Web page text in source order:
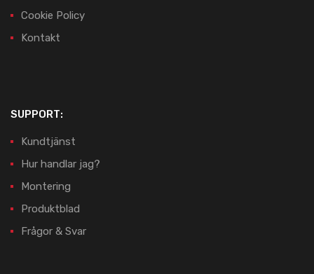
Cookie Policy
Kontakt
SUPPORT:
Kundtjänst
Hur handlar jag?
Montering
Produktblad
Frågor & Svar